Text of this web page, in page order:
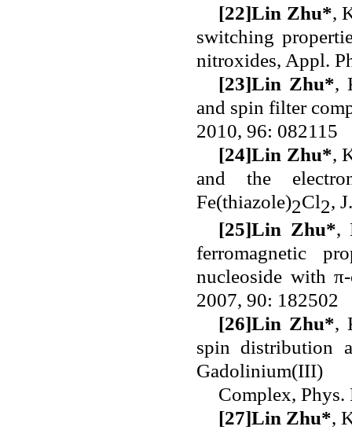
[22]Lin Zhu*,
switching
nitroxides, Appl.
[23]Lin Zhu*,
and spin filter
2010, 96: 082115
[24]Lin Zhu*,
and the
Fe(thiazole)2Cl2,
[25]Lin Zhu*,
ferromagnetic
nucleoside with
2007, 90: 182502
[26]Lin Zhu*,
spin distribution
Gadolinium(III)
Complex,
[27]Lin Zhu*,